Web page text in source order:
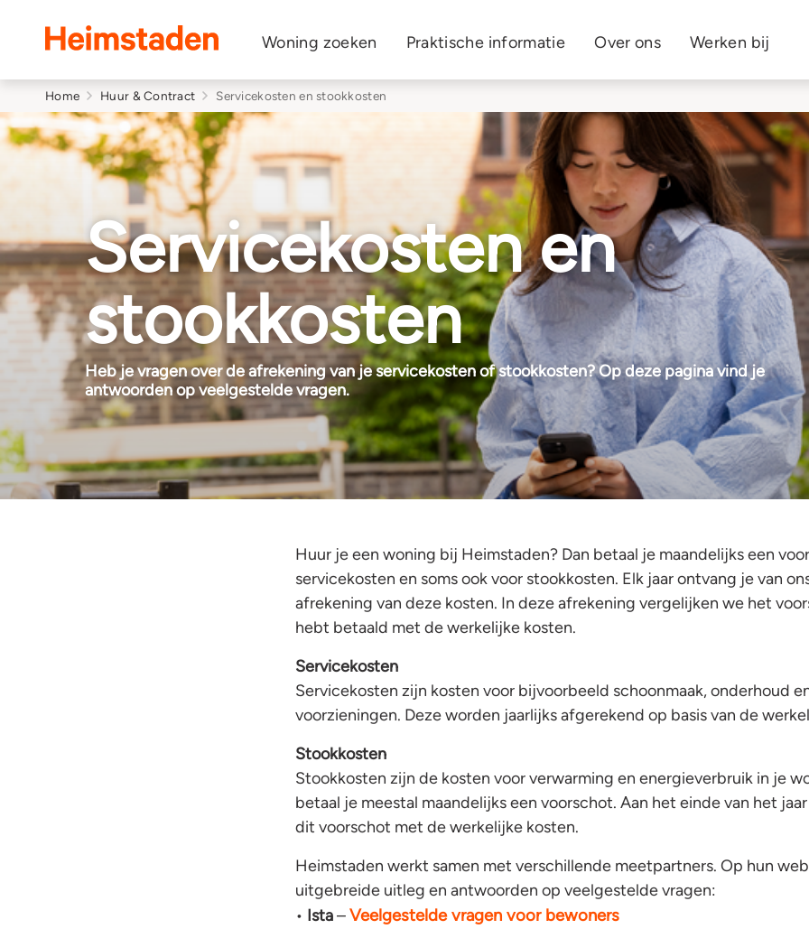
HeimstadenWoning zoeken Praktische informatie Over ons Werken bij
Home Huur & Contract Servicekosten en stookkosten
Servicekosten en
stookkosten
Heb je vragen over de afrekening van je servicekosten of stookkosten? Op deze pagina vind je
antwoorden op veelgestelde vragen.
Huur je een woning bij Heimstaden? Dan betaal je maandelijks een
servicekosten en soms ook voor stookkosten. Elk jaar ontvang je van
afrekening van deze kosten. In deze afrekening vergelijken we het
hebt betaald met de werkelijke kosten.
Servicekosten
Servicekosten zijn kosten voor bijvoorbeeld schoonmaak, onderhoud
voorzieningen. Deze worden jaarlijks afgerekend op basis van de
Stookkosten
Stookkosten zijn de kosten voor verwarming en energieverbruik in je
betaal je meestal maandelijks een voorschot. Aan het einde van het
dit voorschot met de werkelijke kosten.
Heimstaden werkt samen met verschillende meetpartners. Op hun
uitgebreide uitleg en antwoorden op veelgestelde vragen:
• Ista–Veelgestelde vragen voor bewoners